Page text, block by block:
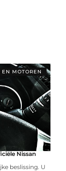
EN MOTOREN
Nissan
beslissing. U